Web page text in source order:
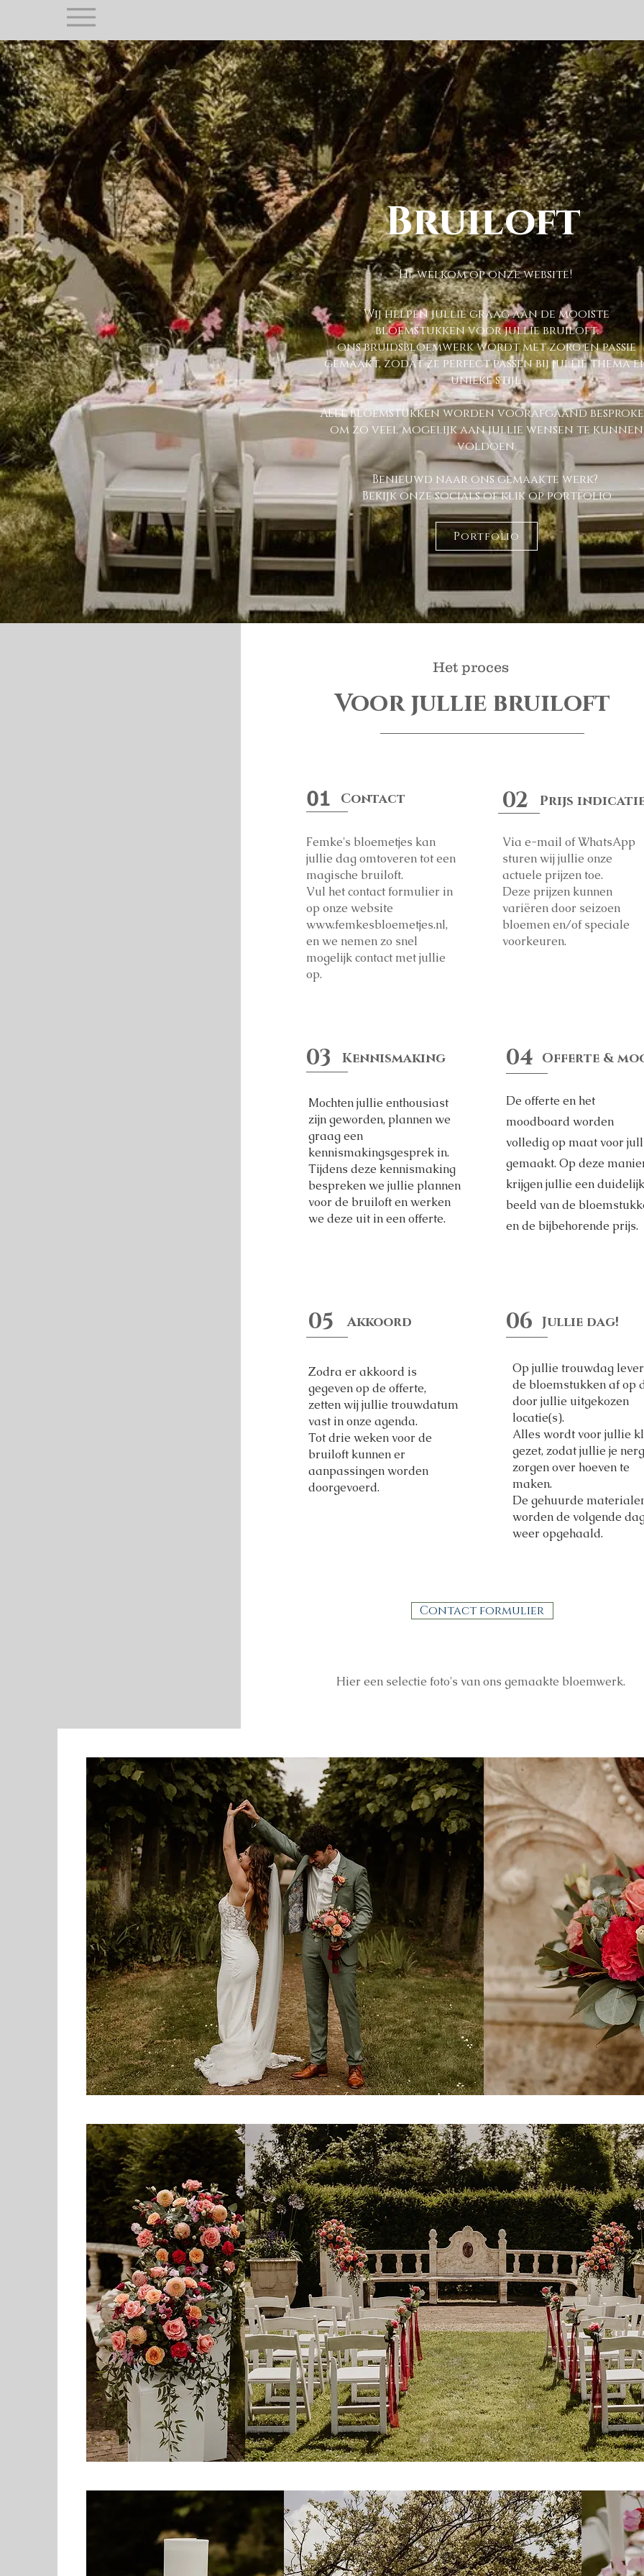
Bruiloft
Hi, welkom op onze website!
Wij helpen jullie graag aan de mooiste
bloemstukken voor jullie bruiloft.
ons bruidsbloemwerk wordt met zorg en passie
gemaakt, zodat ze perfect passen bij jullie thema
unieke stijl.
Alle bloemstukken worden voorafgaand
om zo veel mogelijk aan jullie wensen te kunnen
voldoen.
Benieuwd naar ons gemaakte werk?
Bekijk onze socials of klik op portfolio
Portfolio
Het proces
Voor jullie bruiloft
01 Contact
Femke's bloemetjes kan
jullie dag omtoveren tot een
magische bruiloft.
Vul het contact formulier in
op onze website
www.femkesbloemetjes.nl,
en we nemen zo snel
mogelijk contact met jullie
op.
02 Prijs
Via e-mail of WhatsApp
sturen wij jullie onze
actuele prijzen toe.
Deze prijzen kunnen
variëren door seizoen
bloemen en/of speciale
voorkeuren.
03 Kennismaking
Mochten jullie enthousiast
zijn geworden, plannen we
graag een
kennismakingsgesprek in.
Tijdens deze kennismaking
bespreken we jullie plannen
voor de bruiloft en werken
we deze uit in een offerte.
04 Offerte &
​De offerte en het
moodboard worden
volledig op maat voor
gemaakt. Op deze
krijgen jullie een duidelijk
beeld van de
en de bijbehorende prijs.
05 ​Akkoord
Zodra er akkoord is
gegeven op de offerte,
zetten wij jullie trouwdatum
vast in onze agenda.
Tot drie weken voor de
bruiloft kunnen er
aanpassingen worden
doorgevoerd.
06 Jullie dag!
Op jullie trouwdag
de bloemstukken af op
door jullie uitgekozen
locatie(s).
Alles wordt voor jullie
gezet, zodat jullie je
zorgen over hoeven te
maken.
De gehuurde
worden de volgende
weer opgehaald.
Contact formulier
Hier een selectie foto's van ons gemaakte bloemwerk.